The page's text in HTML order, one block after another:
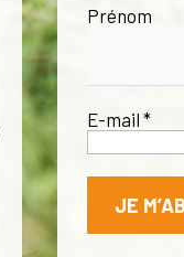
Prénom
E-mail *